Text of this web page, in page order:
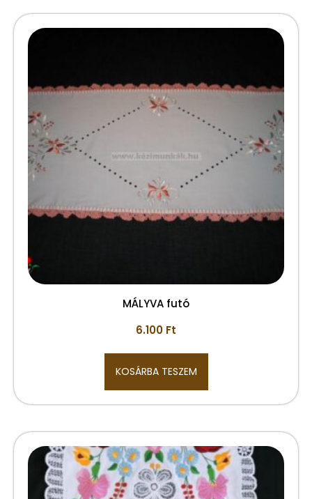
MÁLYVA futó
6.100 Ft
KOSÁRBA TESZEM